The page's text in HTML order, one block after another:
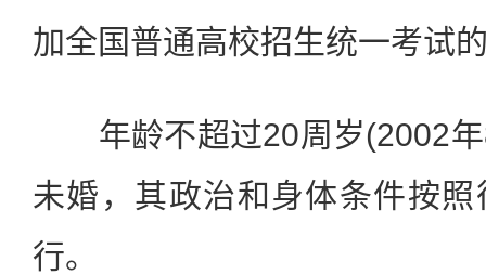
加全国普通高校招生统一考试
年龄不超过20周岁(2002年
未婚，其政治和身体条件按
行。